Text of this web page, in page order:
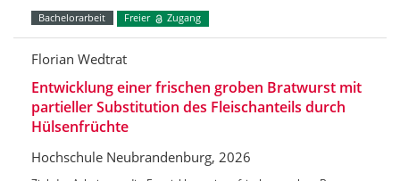
Bachelorarbeit Freier Zugang
Florian Wedtrat
Entwicklung einer frischen groben Bratwurst mit
partieller Substitution des Fleischanteils durch
Hülsenfrüchte
Hochschule Neubrandenburg, 2026